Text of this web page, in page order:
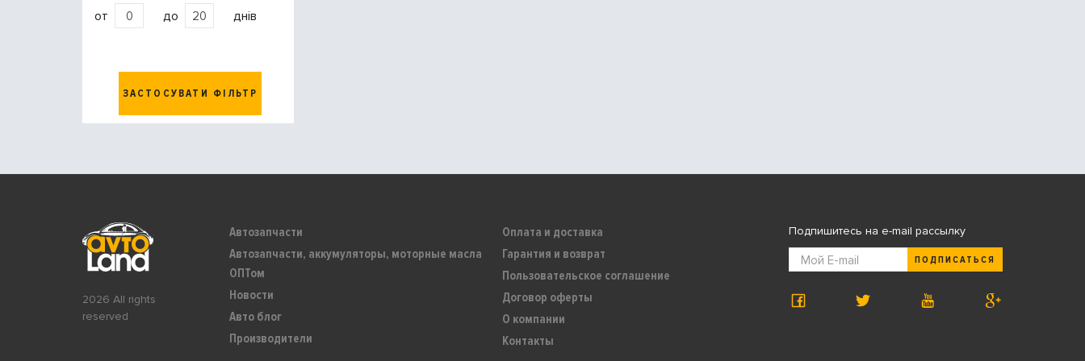
от до днів
ЗАСТОСУВАТИ ФІЛЬТР
2026 All rights
reserved
Автозапчасти
Автозапчасти, аккумуляторы, моторные масла
ОПТом
Новости
Авто блог
Производители
Оплата и доставка
Гарантия и возврат
Пользовательское соглашение
Договор оферты
О компании
Контакты
Подпишитесь на e-mail рассылку
ПОДПИСАТЬСЯ